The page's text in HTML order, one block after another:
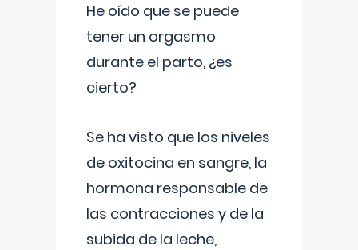
He oído que se puede
tener un orgasmo
durante el parto, ¿es
cierto?
Se ha visto que los niveles
de oxitocina en sangre, la
hormona responsable de
las contracciones y de la
subida de la leche,